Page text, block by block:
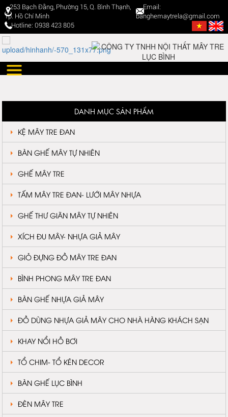
253 Bạch Đằng, Phường 15, Q. Bình Thạnh,
Tp. Hồ Chí Minh
Email:
banghemaytrela@gmail.com
Hotline: 0938 423 805
DANH MỤC SẢN PHẨM
KỆ MÂY TRE ĐAN
BÀN GHẾ MÂY TỰ NHIÊN
GHẾ MÂY TRE
TẤM MÂY TRE ĐAN- LƯỚI MÂY NHỰA
GHẾ THƯ GIÃN MÂY TỰ NHIÊN
XÍCH ĐU MÂY- NHỰA GIẢ MÂY
GIỎ ĐỰNG ĐỒ MÂY TRE ĐAN
BÌNH PHONG MÂY TRE ĐAN
BÀN GHẾ NHỰA GIẢ MÂY
ĐỒ DÙNG NHỰA GIẢ MÂY CHO NHÀ HÀNG KHÁCH SẠN
KHAY NỔI HỒ BƠI
TỔ CHIM- TỔ KÉN DECOR
BÀN GHẾ LỤC BÌNH
ĐÈN MÂY TRE